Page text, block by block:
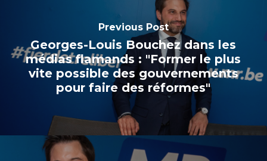
Previous Post
Georges-Louis Bouchez dans les
médias flamands : "Former le plus
vite possible des gouvernements
pour faire des réformes"